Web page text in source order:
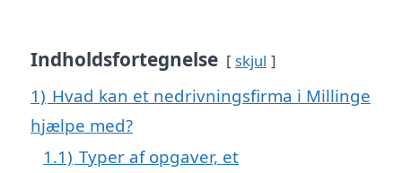
Indholdsfortegnelse skjul
1) Hvad kan et nedrivningsfirma i Millinge
hjælpe med?
1.1) Typer af opgaver, et